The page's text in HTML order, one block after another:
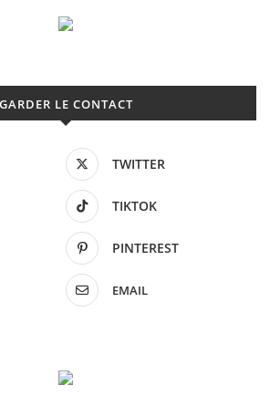
GARDER LE CONTACT
TWITTER
TIKTOK
PINTEREST
EMAIL